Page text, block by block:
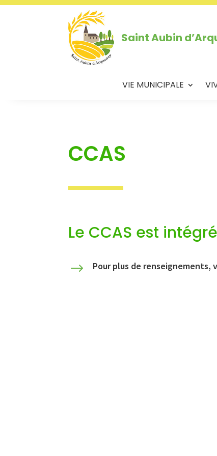
Saint Aubin
VIE MUNICIPALE
CCAS
Le CCAS est
$ Pour plus de renseignements,